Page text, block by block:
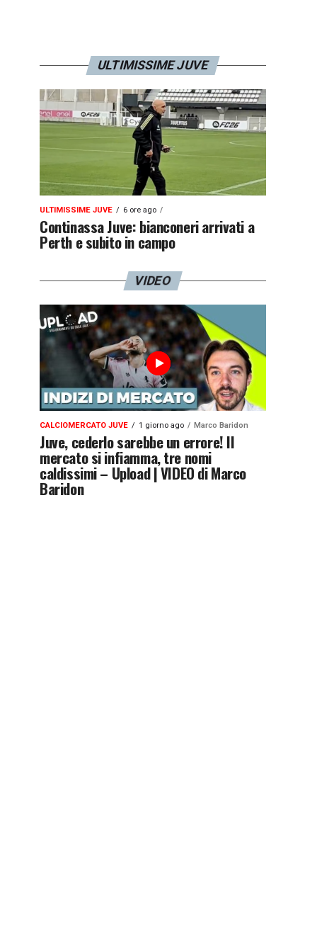
ULTIMISSIME JUVE
ULTIMISSIME JUVE 6 ore ago
Continassa Juve: bianconeri arrivati a
Perth e subito in campo
VIDEO
CALCIOMERCATO JUVE 1 giorno ago Marco Baridon
Juve, cederlo sarebbe un errore! Il
mercato si infiamma, tre nomi
caldissimi – Upload | VIDEO di Marco
Baridon